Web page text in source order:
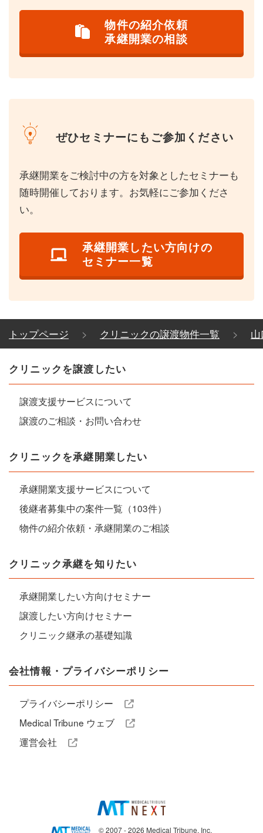
物件の紹介依頼
承継開業の相談
ぜひセミナーにもご参加ください
承継開業をご検討中の方を対象としたセミナーも
随時開催しております。お気軽にご参加くださ
い。
承継開業したい方向けの
セミナー一覧
トップページ クリニックの譲渡物件一覧
クリニックを譲渡したい
譲渡支援サービスについて
譲渡のご相談・お問い合わせ
クリニックを承継開業したい
承継開業支援サービスについて
後継者募集中の案件一覧（103件）
物件の紹介依頼・承継開業のご相談
クリニック承継を知りたい
承継開業したい方向けセミナー
譲渡したい方向けセミナー
クリニック継承の基礎知識
会社情報・プライバシーポリシー
プライバシーポリシー
Medical Tribune ウェブ
運営会社
© 2007 - 2026 Medical Tribune, Inc.